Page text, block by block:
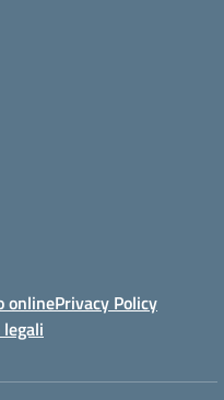
onlinePrivacy Policy